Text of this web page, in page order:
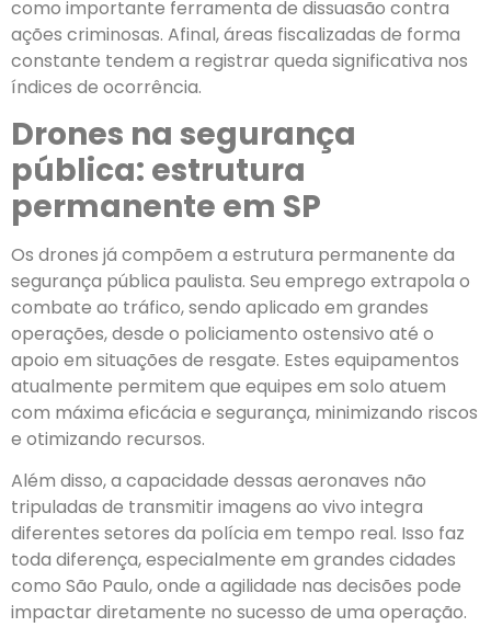
como importante ferramenta de dissuasão contra
ações criminosas. Afinal, áreas fiscalizadas de forma
constante tendem a registrar queda significativa nos
índices de ocorrência.
Drones na segurança
pública: estrutura
permanente em SP
Os drones já compõem a estrutura permanente da
segurança pública paulista. Seu emprego extrapola o
combate ao tráfico, sendo aplicado em grandes
operações, desde o policiamento ostensivo até o
apoio em situações de resgate. Estes equipamentos
atualmente permitem que equipes em solo atuem
com máxima eficácia e segurança, minimizando riscos
e otimizando recursos.
Além disso, a capacidade dessas aeronaves não
tripuladas de transmitir imagens ao vivo integra
diferentes setores da polícia em tempo real. Isso faz
toda diferença, especialmente em grandes cidades
como São Paulo, onde a agilidade nas decisões pode
impactar diretamente no sucesso de uma operação.